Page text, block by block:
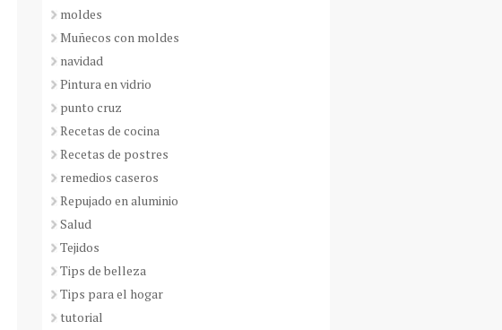
moldes
Muñecos con moldes
navidad
Pintura en vidrio
punto cruz
Recetas de cocina
Recetas de postres
remedios caseros
Repujado en aluminio
Salud
Tejidos
Tips de belleza
Tips para el hogar
tutorial